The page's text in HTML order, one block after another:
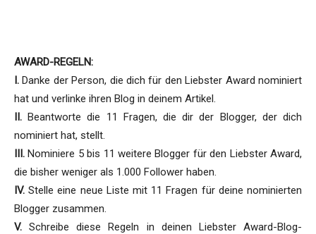
AWARD-REGELN:
I. Danke der Person, die dich für den Liebster Award nominiert
hat und verlinke ihren Blog in deinem Artikel.
II. Beantworte die 11 Fragen, die dir der Blogger, der dich
nominiert hat, stellt.
III. Nominiere 5 bis 11 weitere Blogger für den Liebster Award,
die bisher weniger als 1.000 Follower haben.
IV. Stelle eine neue Liste mit 11 Fragen für deine nominierten
Blogger zusammen.
V. Schreibe diese Regeln in deinen Liebster Award-Blog-